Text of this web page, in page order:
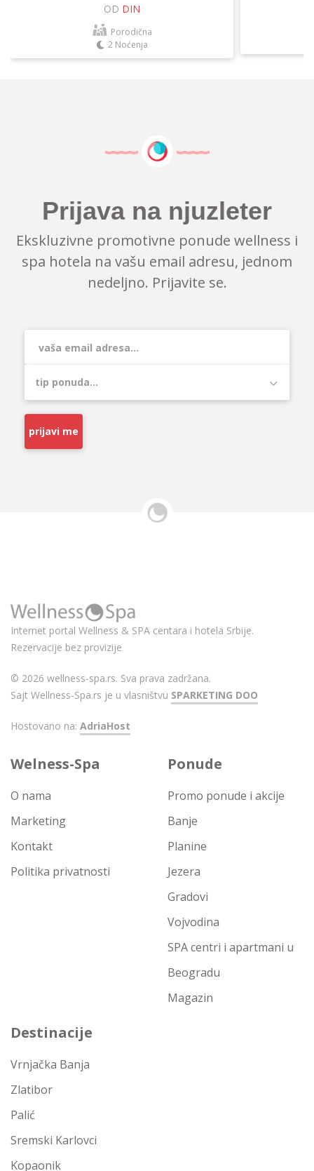
OD DIN
Porodična
2 Noćenja
Prijava na njuzleter
Ekskluzivne promotivne ponude wellness i
spa hotela na vašu email adresu, jednom
nedeljno. Prijavite se.
prijavi me
Internet portal Wellness & SPA centara i hotela Srbije.
Rezervacije bez provizije
© 2026 wellness-spa.rs. Sva prava zadržana.
Sajt Wellness-Spa.rs je u vlasništvu SPARKETING DOO
Hostovano na: AdriaHost
Welness-Spa
O nama
Marketing
Kontakt
Politika privatnosti
Ponude
Promo ponude i akcije
Banje
Planine
Jezera
Gradovi
Vojvodina
SPA centri i apartmani u
Beogradu
Magazin
Destinacije
Vrnjačka Banja
Zlatibor
Palić
Sremski Karlovci
Kopaonik